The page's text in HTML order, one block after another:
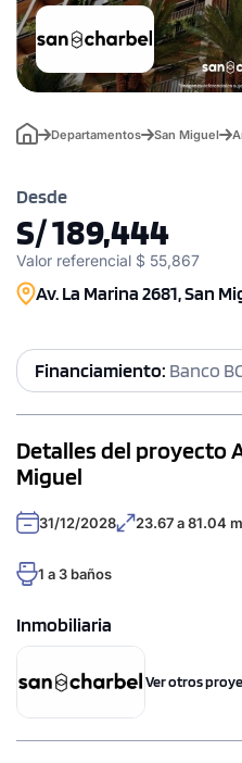
Departamentos San Miguel
Desde
S/ 189,444
Valor referencial $ 55,867
Av. La Marina 2681, San
Financiamiento: Banco
Detalles del proyecto
Miguel
31/12/2028 23.67 a 81.04
1 a 3 baños
Inmobiliaria
Ver otros